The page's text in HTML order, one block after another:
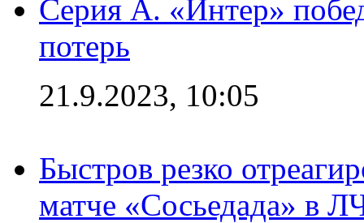
Серия А. «Интер»
потерь
21.9.2023, 10:05
Быстров резко
матче «Сосьедада» в